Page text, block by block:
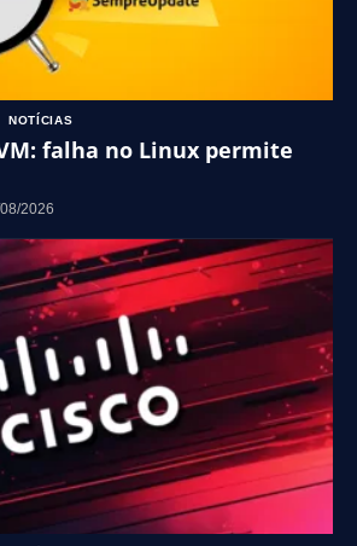
NOTÍCIAS
falha no Linux permite
2026